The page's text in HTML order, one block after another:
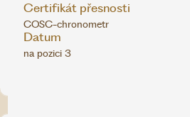
Certifikát přesnosti
COSC-chronometr
Datum
na pozici 3